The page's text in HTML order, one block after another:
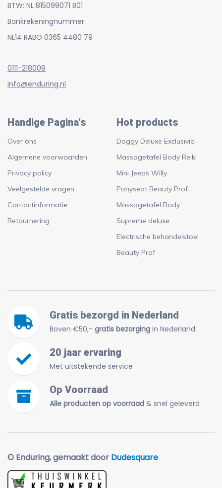
BTW: NL 815099071 B01
Bankrekeningnummer:
NL14 RABO 0365 4480 79
0111-218009
info@enduring.nl
Handige Pagina's
Over ons
Algemene voorwaarden
Privacy policy
Veelgestelde vragen
Contactinformatie
Retournering
Hot products
Doggy Deluxe Exclusivio
Massagetafel Body Reiki
Mini Jeeps Willy
Ponyseat Beauty Prof
Massagetafel Body
Supreme deluxe
Electrische behandelstoel
Beauty Prof
Gratis bezorgd in Nederland
Boven €50,- gratis bezorging in Nederland
20 jaar ervaring
Met uitstekende service
Op Voorraad
Alle producten op voorraad & snel geleverd
© Enduring, gemaakt door Dudesquare